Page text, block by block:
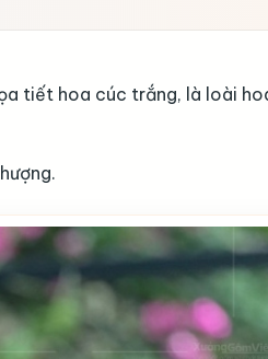
tiết hoa cúc trắng, là loài